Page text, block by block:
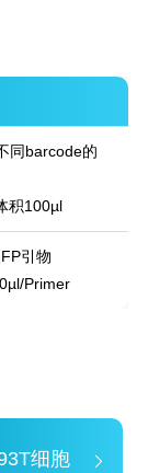
同barcode的
积100µl
引物
Primer
细胞